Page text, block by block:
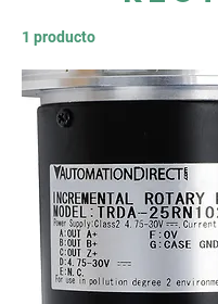
1 producto